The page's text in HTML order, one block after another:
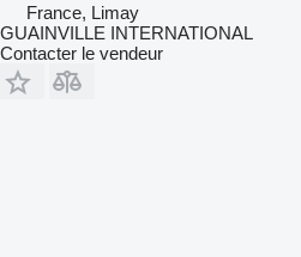
France, Limay
GUAINVILLE INTERNATIONAL
Contacter le vendeur